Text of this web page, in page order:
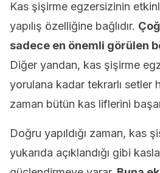
Kas şişirme egzersizinin
yapılış özelliğine bağlıdır.
sadece en önemli görülen
Diğer yandan, kas şişirme
yorulana kadar tekrarlı setler
zaman bütün kas liflerini
Doğru yapıldığı zaman, kas
yukarıda açıklandığı gibi